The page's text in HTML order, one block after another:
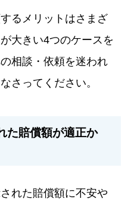
るメリットはさまざ
大きい4つのケースを
相談・依頼を迷われ
さってください。
た賠償額が適正か
れた賠償額に不安や